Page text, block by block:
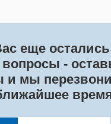
еще остались
-
и мы